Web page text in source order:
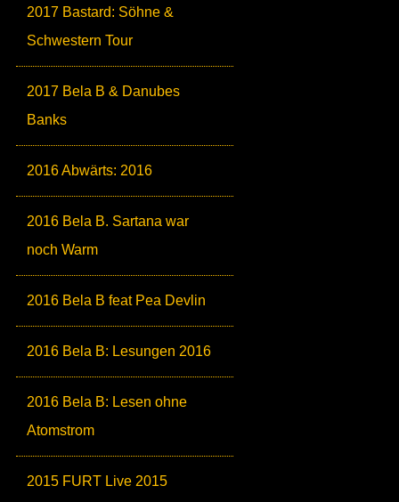
2017 Bastard: Söhne &
Schwestern Tour
2017 Bela B & Danubes
Banks
2016 Abwärts: 2016
2016 Bela B. Sartana war
noch Warm
2016 Bela B feat Pea Devlin
2016 Bela B: Lesungen 2016
2016 Bela B: Lesen ohne
Atomstrom
2015 FURT Live 2015